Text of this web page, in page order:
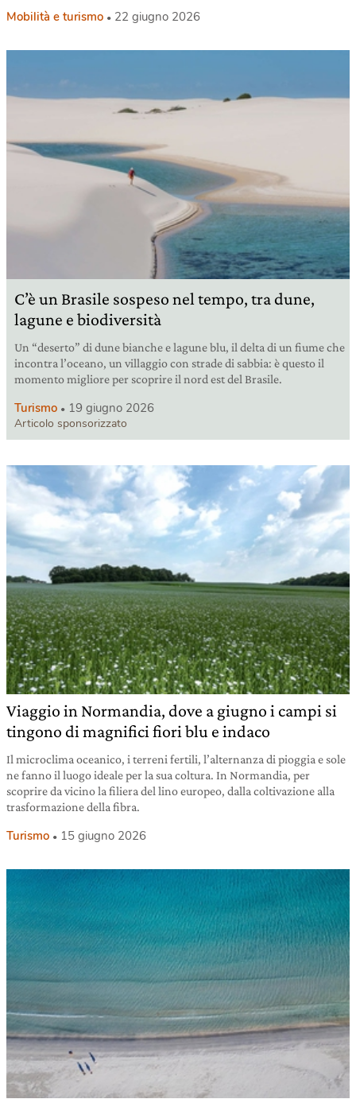
Mobilità e turismo 22 giugno 2026
C’è un Brasile sospeso nel tempo, tra dune,
lagune e biodiversità
Un “deserto” di dune bianche e lagune blu, il delta di un fiume che
incontra l’oceano, un villaggio con strade di sabbia: è questo il
momento migliore per scoprire il nord est del Brasile.
Turismo 19 giugno 2026
Articolo sponsorizzato
Viaggio in Normandia, dove a giugno i campi si
tingono di magnifici fiori blu e indaco
Il microclima oceanico, i terreni fertili, l’alternanza di pioggia e sole
ne fanno il luogo ideale per la sua coltura. In Normandia, per
scoprire da vicino la filiera del lino europeo, dalla coltivazione alla
trasformazione della fibra.
Turismo 15 giugno 2026